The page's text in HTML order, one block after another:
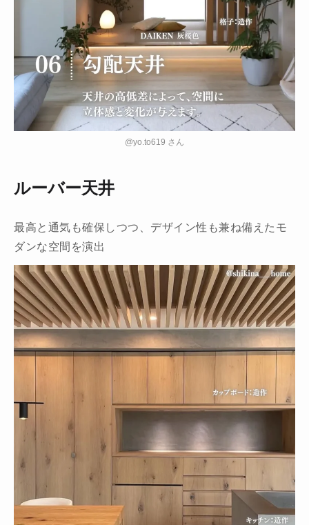
@yo.to619 さん
ルーバー天井
最高と通気も確保しつつ、デザイン性も兼ね備えたモ
ダンな空間を演出